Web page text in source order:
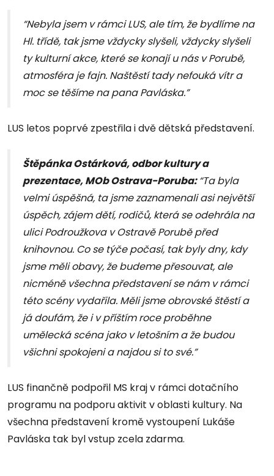
“Nebyla jsem v rámci LUS, ale tím, že bydlíme na
Hl. třídě, tak jsme vždycky slyšeli, vždycky slyšeli
ty kulturní akce, které se konají u nás v Porubě,
atmosféra je fajn. Naštěstí tady nefouká vítr a
moc se těšíme na pana Pavláska.”
LUS letos poprvé zpestřila i dvě dětská představení.
Štěpánka Ostárková, odbor kultury a
prezentace, MOb Ostrava-Poruba:“Ta byla
velmi úspěšná, ta jsme zaznamenali asi největší
úspěch, zájem dětí, rodičů, která se odehrála na
ulici Podroužkova v Ostravě Porubě před
knihovnou. Co se týče počasí, tak byly dny, kdy
jsme měli obavy, že budeme přesouvat, ale
nicméně všechna představení se nám v rámci
této scény vydařila. Měli jsme obrovské štěstí a
já doufám, že i v příštím roce proběhne
umělecká scéna jako v letošním a že budou
všichni spokojeni a najdou si to své.”
LUS finančně podpořil MS kraj v rámci dotačního
programu na podporu aktivit v oblasti kultury. Na
všechna představení kromě vystoupení Lukáše
Pavláska tak byl vstup zcela zdarma.